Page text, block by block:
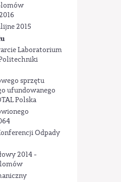
2015
Laboratorium
sprzętu
ufundowanego
Polska
Odpady
2014 -